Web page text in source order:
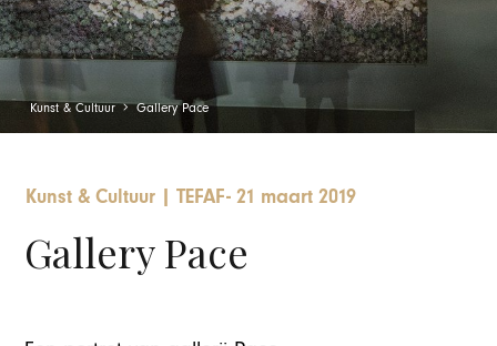
Kunst & Cultuur Gallery Pace
Kunst & Cultuur TEFAF-21 maart 2019
Gallery Pace